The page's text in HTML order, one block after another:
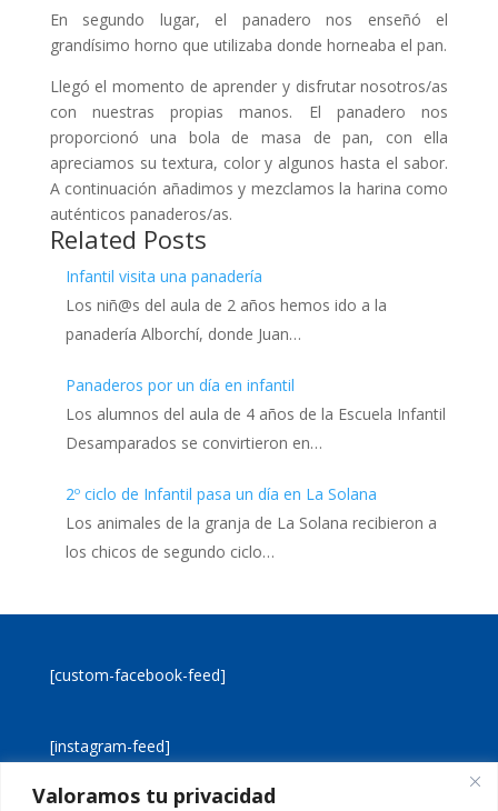
Valoramos tu privacidad
En segundo lugar, el panadero nos enseñó el
grandísimo horno que utilizaba donde horneaba el pan.
Llegó el momento de aprender y disfrutar nosotros/as
con nuestras propias manos. El panadero nos
proporcionó una bola de masa de pan, con ella
apreciamos su textura, color y algunos hasta el sabor.
A continuación añadimos y mezclamos la harina como
auténticos panaderos/as.
Related Posts
Infantil visita una panadería
Los niñ@s del aula de 2 años hemos ido a la
panadería Alborchí, donde Juan…
Panaderos por un día en infantil
Los alumnos del aula de 4 años de la Escuela Infantil
Desamparados se convirtieron en…
2º ciclo de Infantil pasa un día en La Solana
Los animales de la granja de La Solana recibieron a
los chicos de segundo ciclo…
[custom-facebook-feed]
[instagram-feed]